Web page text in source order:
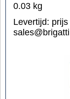
0.03 kg
Levertijd: